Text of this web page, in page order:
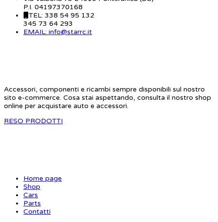
P.I. 04197370168
TEL: 338 54 95 132
345 73 64 293
EMAIL: info@starrc.it
Accessori, componenti e ricambi sempre disponibili sul nostro
sito e-commerce. Cosa stai aspettando, consulta il nostro shop
online per acquistare auto e accessori.
RESO PRODOTTI
Home page
Shop
Cars
Parts
Contatti